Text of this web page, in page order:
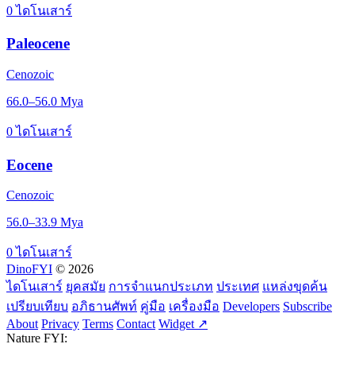
0 ไดโนเสาร์
Paleocene
Cenozoic
66.0–56.0 Mya
0 ไดโนเสาร์
Eocene
Cenozoic
56.0–33.9 Mya
0 ไดโนเสาร์
DinoFYI © 2026
ไดโนเสาร์ ยุคสมัย การจำแนกประเภท ประเทศ แหล่งขุดค้น
เปรียบเทียบ อภิธานศัพท์ คู่มือ เครื่องมือ Developers Subscribe
About Privacy Terms Contact Widget ↗
Nature FYI: